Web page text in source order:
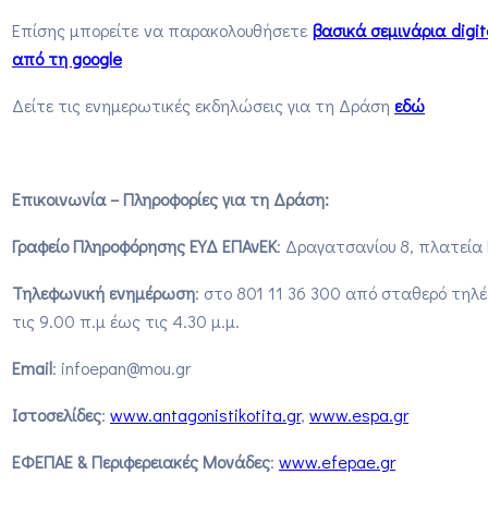
Επίσης μπορείτε να παρακολουθήσετε βασικά σεμινάρια
από τη google
Δείτε τις ενημερωτικές εκδηλώσεις για τη Δράση εδώ
Επικοινωνία – Πληροφορίες για τη Δράση:
Γραφείο Πληροφόρησης ΕΥΔ ΕΠΑνΕΚ: Δραγατσανίου 8,
Τηλεφωνική ενημέρωση: στο 801 11 36 300 από σταθερό
τις 9.00 π.μ έως τις 4.30 μ.μ.
Εmail: infoepan@mou.gr
Ιστοσελίδες: www.antagonistikotita.gr, www.espa.gr
ΕΦΕΠΑΕ & Περιφερειακές Μονάδες: www.efepae.gr